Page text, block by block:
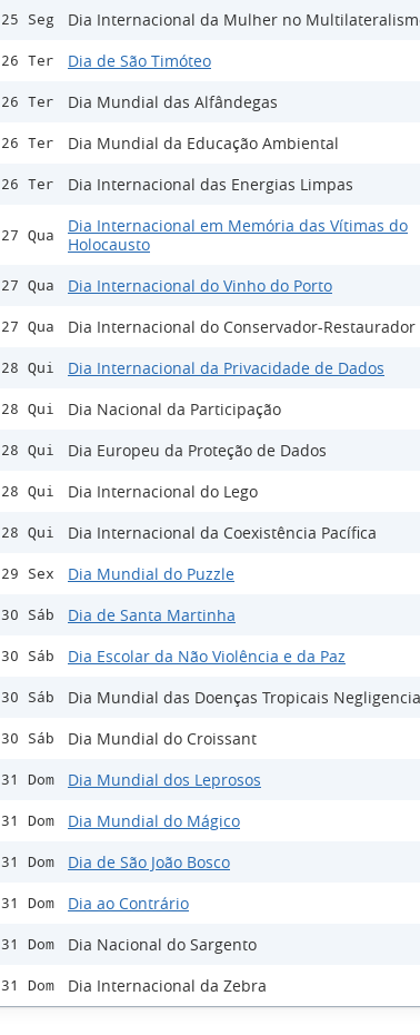
25 Seg Dia Internacional da Mulher no
26 Ter Dia de São Timóteo
26 Ter Dia Mundial das Alfândegas
26 Ter Dia Mundial da Educação Ambiental
26 Ter Dia Internacional das Energias Limpas
27 Qua
Dia Internacional em Memória das Vítimas do
Holocausto
27 Qua Dia Internacional do Vinho do Porto
27 Qua Dia Internacional do Conservador-Restaurador
28 Qui Dia Internacional da Privacidade de Dados
28 Qui Dia Nacional da Participação
28 Qui Dia Europeu da Proteção de Dados
28 Qui Dia Internacional do Lego
28 Qui Dia Internacional da Coexistência Pacífica
29 Sex Dia Mundial do Puzzle
30 Sáb Dia de Santa Martinha
30 Sáb Dia Escolar da Não Violência e da Paz
30 Sáb Dia Mundial das Doenças Tropicais
30 Sáb Dia Mundial do Croissant
31 Dom Dia Mundial dos Leprosos
31 Dom Dia Mundial do Mágico
31 Dom Dia de São João Bosco
31 Dom Dia ao Contrário
31 Dom Dia Nacional do Sargento
31 Dom Dia Internacional da Zebra